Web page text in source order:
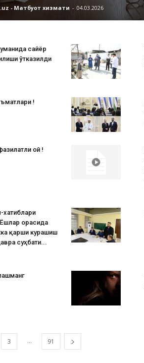
- Матбуот хизмати - 04.03.2026
сайёр
ўтказилди
!
ой !
хатиблари
орасида
қарши курашиш
суҳбати...
3 ... 91